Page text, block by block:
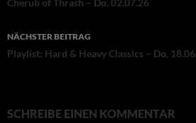
Cherub of Thrash – Do, 02.07.26
NÄCHSTER BEITRAG
Playlist: Hard & Heavy Classics – Do,
SCHREIBE EINEN KOMMENTAR